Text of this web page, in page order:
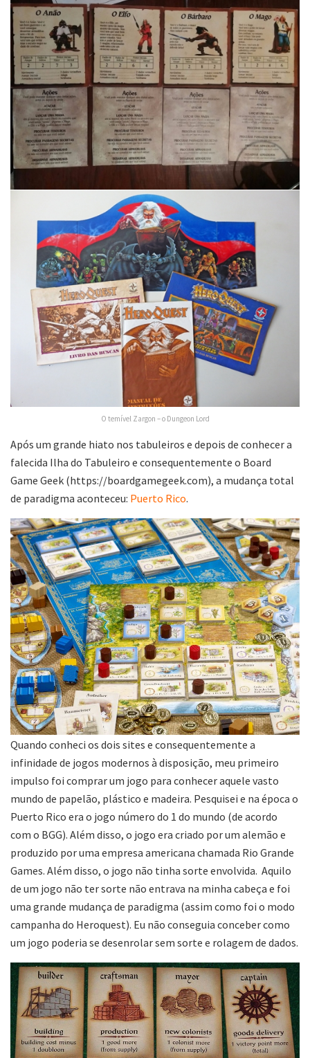
O temível Zargon – o Dungeon Lord
Após um grande hiato nos tabuleiros e depois de conhecer a
falecida Ilha do Tabuleiro e consequentemente o Board
Game Geek (https://boardgamegeek.com), a mudança total
de paradigma aconteceu: Puerto Rico.
Quando conheci os dois sites e consequentemente a
infinidade de jogos modernos à disposição, meu primeiro
impulso foi comprar um jogo para conhecer aquele vasto
mundo de papelão, plástico e madeira. Pesquisei e na época o
Puerto Rico era o jogo número do 1 do mundo (de acordo
com o BGG). Além disso, o jogo era criado por um alemão e
produzido por uma empresa americana chamada Rio Grande
Games. Além disso, o jogo não tinha sorte envolvida. Aquilo
de um jogo não ter sorte não entrava na minha cabeça e foi
uma grande mudança de paradigma (assim como foi o modo
campanha do Heroquest). Eu não conseguia conceber como
um jogo poderia se desenrolar sem sorte e rolagem de dados.